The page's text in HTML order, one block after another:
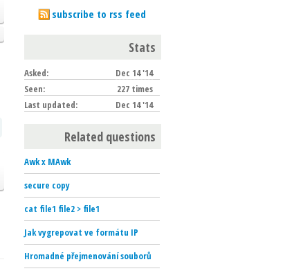
subscribe to rss feed
Stats
Asked:
Dec 14 '14
Seen:
227 times
Last updated:
Dec 14 '14
Related questions
Awk x MAwk
secure copy
cat file1 file2 > file1
Jak vygrepovat ve formátu IP
Hromadné přejmenování souborů